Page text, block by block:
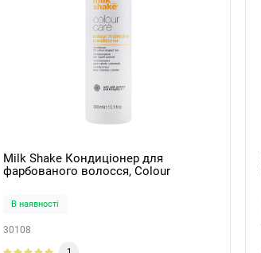
Milk Shake Кондиціонер для
фарбованого волосся, Colour
В наявності
30108